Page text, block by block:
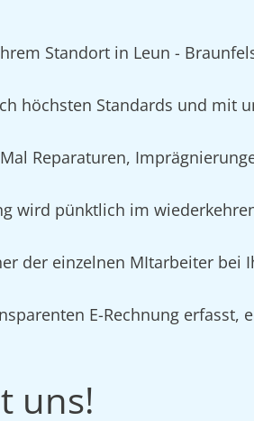
Standort in Leun -
höchsten Standards und mit
Reparaturen,
wird pünktlich im
der einzelnen MItarbeiter bei
E-Rechnung erfasst,
uns!